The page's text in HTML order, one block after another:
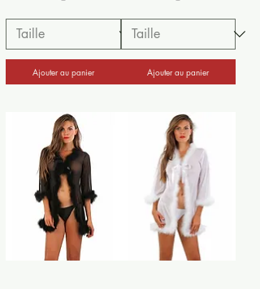
Ajouter au panier Ajouter au panier